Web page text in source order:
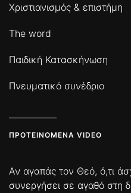
Χριστιανισμός & επιστήμη
The word
Παιδική Κατασκήνωση
Πνευματικό συνέδριο
ΠΡΟΤΕΙΝΌΜΕΝΑ VIDEO
Αν αγαπάς τον Θεό, ό,τι
συνεργήσει σε αγαθό στη